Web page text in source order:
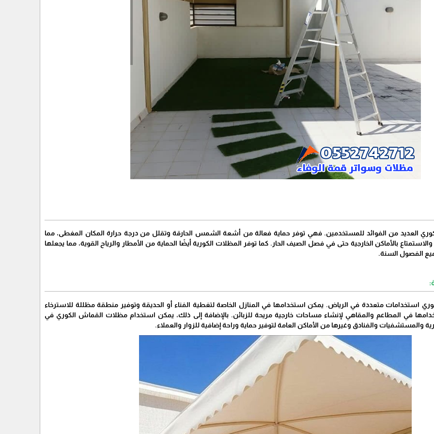
العديد من الفوائد للمستخدمين. فهي توفر حماية فعالة من أشعة الشمس الحارقة وتقلل من درجة حرارة المكان المغطى، مما
بالأماكن الخارجية حتى في فصل الصيف الحار. كما توفر المظلات الكورية أيضًا الحماية من الأمطار والرياح القوية، مما يجعلها
الفصول السنة.
استخدامات متعددة في الرياض. يمكن استخدامها في المنازل الخاصة لتغطية الفناء أو الحديقة وتوفير منطقة مظللة للاسترخاء
في المطاعم والمقاهي لإنشاء مساحات خارجية مريحة للزبائن. بالإضافة إلى ذلك، يمكن استخدام مظلات القماش الكوري في
والمستشفيات والفنادق وغيرها من الأماكن العامة لتوفير حماية وراحة إضافية للزوار والعملاء.